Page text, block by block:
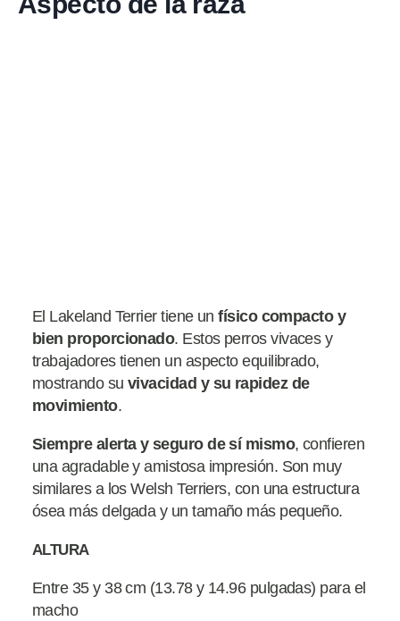
El Lakeland Terrier tiene unfísico compacto y
bien proporcionado. Estos perros vivaces y
trabajadores tienen un aspecto equilibrado,
mostrando su vivacidad y su rapidez de
movimiento.
Siempre alerta y seguro de sí mismo, confieren
una agradable y amistosa impresión. Son muy
similares a los Welsh Terriers, con una estructura
ósea más delgada y un tamaño más pequeño.
ALTURA
Entre 35 y 38 cm (13.78 y 14.96 pulgadas) para el
macho